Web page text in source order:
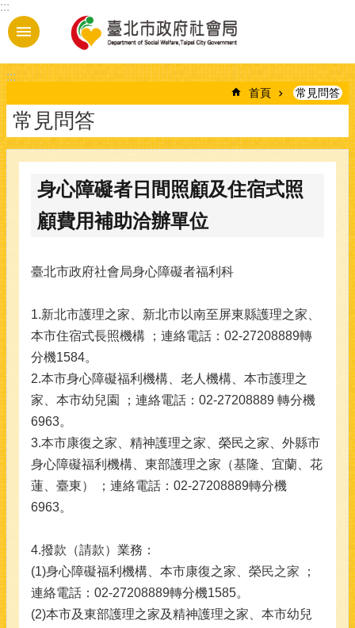
跳到主要內容區塊
:::
:::
首頁 常見問答
常見問答
身心障礙者日間照顧及住宿式照
顧費用補助洽辦單位
臺北市政府社會局身心障礙者福利科
1.新北市護理之家、新北市以南至屏東縣護理之家、
本市住宿式長照機構 ；連絡電話：02-27208889轉
分機1584。
2.本市身心障礙福利機構、老人機構、本市護理之
家、本市幼兒園 ；連絡電話：02-27208889 轉分機
6963。
3.本市康復之家、精神護理之家、榮民之家、外縣市
身心障礙福利機構、東部護理之家（基隆、宜蘭、花
蓮、臺東） ；連絡電話：02-27208889轉分機
6963。
4.撥款（請款）業務：
(1)身心障礙福利機構、本市康復之家 、榮民之家 ；
連絡電話：02-27208889轉分機1585。
(2)本市及東部護理之家及精神護理之家、本市幼兒